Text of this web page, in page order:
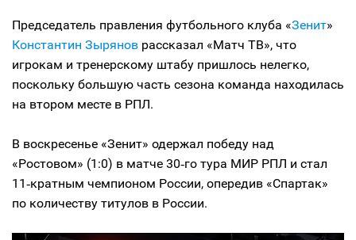
Председатель правления футбольного клуба «Зенит»
Константин Зырянов рассказал «Матч ТВ», что
игрокам и тренерскому штабу пришлось нелегко,
поскольку большую часть сезона команда находилась
на втором месте в РПЛ.
В воскресенье «Зенит» одержал победу над
«Ростовом» (1:0) в матче 30‑го тура МИР РПЛ и стал
11‑кратным чемпионом России, опередив «Спартак»
по количеству титулов в России.